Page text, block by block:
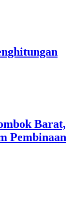
Barat,
Pembinaan